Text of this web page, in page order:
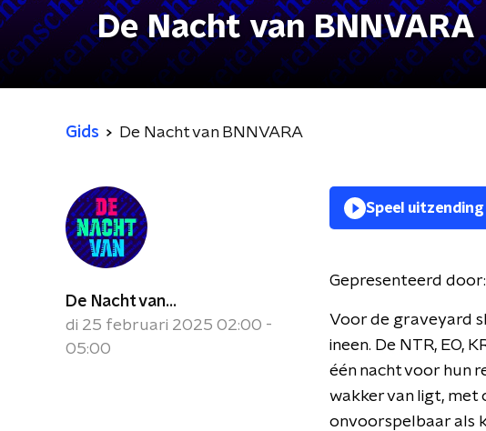
De Nacht van BNNVARA
Gids De Nacht van BNNVARA
De Nacht van...
di 25 februari 2025 02:00 -
05:00
Speel
Gepresenteerd door:
Voor de graveyard
ineen. De NTR, EO,
één nacht voor hun
wakker van ligt, met
onvoorspelbaar als